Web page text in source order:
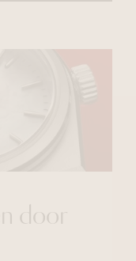
door